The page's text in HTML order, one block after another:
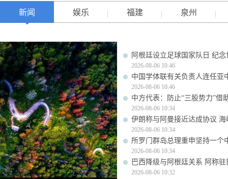
新闻 娱乐 福建 泉州
阿根廷设立足球国家队日 纪
2026-08-06 10:46
中国学体联有关负责人连任亚
2026-08-06 10:46
中方代表：防止“三股势力”借
2026-08-06 10:34
伊朗称与阿曼接近达成协议
2026-08-06 10:34
所罗门群岛总理重申坚持一个
2026-08-06 10:34
巴西降级与阿根廷关系 阿称驻
2026-08-06 10:32